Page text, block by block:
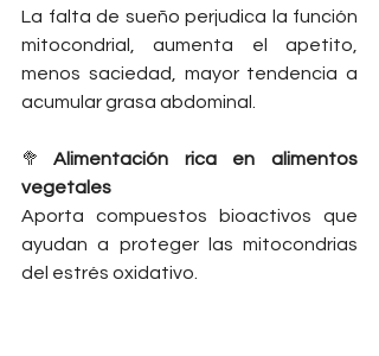
La falta de sueño perjudica la función
mitocondrial, aumenta el apetito,
menos saciedad, mayor tendencia a
acumular grasa abdominal.
🥦 Alimentación rica en alimentos
vegetales
Aporta compuestos bioactivos que
ayudan a proteger las mitocondrias
del estrés oxidativo.